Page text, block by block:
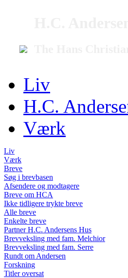
Liv
H.C.
Værk
Liv
Værk
Breve
Søg i brevbasen
Afsendere og modtagere
Breve om HCA
Ikke tidligere trykte breve
Alle breve
Enkelte breve
Partner H.C. Andersens Hus
Brevveksling med fam. Melchior
Brevveksling med fam. Serre
Rundt om Andersen
Forskning
Titler oversat